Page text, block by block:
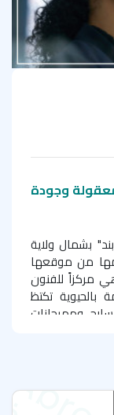
وجودة
بشمال ولاية
من موقعها
مركزاً للفنون
بالحيوية تكتظ
ومهرجانات
وتعدد فرص